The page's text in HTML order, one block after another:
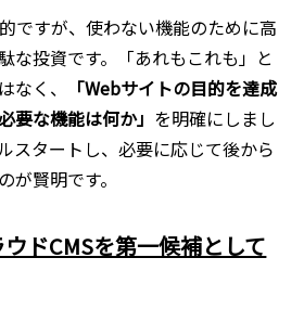
ですが、使わない機能のために高
な投資です。「あれもこれも」と
なく、
「Webサイトの目的を達成
要な機能は何か」 を明確にしまし
スタートし、必要に応じて後から
が賢明です。
ドCMSを第一候補として